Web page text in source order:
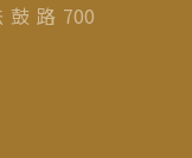
鼓 路 700